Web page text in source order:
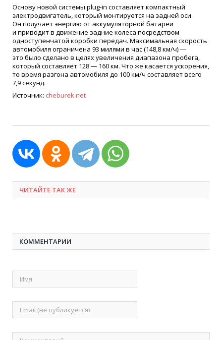
Основу новой системы plug-in составляет компактный
электродвигатель, который монтируется на задней оси.
Он получает энергию от аккумуляторной батареи
и приводит в движение задние колеса посредством
одноступенчатой коробки передач. Максимальная скорость
автомобиля ограничена 93 милями в час(148,8 км/ч) —
это было сделано в целях увеличения диапазона пробега,
который составляет 128 — 160 км. Что же касается ускорения,
то время разгона автомобиля до 100 км/ч составляет всего
7,9 секунд.
Источник: cheburek.net
ЧИТАЙТЕ ТАК ЖЕ
КОММЕНТАРИИ